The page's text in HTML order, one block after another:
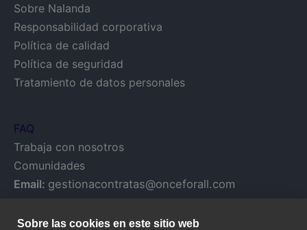
Sobre Nalanda
Responsabilidad corporativa
Política de calidad
Política de seguridad
Tratamiento de datos personales
FAQ
Trabaja con nosotros
Comunidades
Email: gestionacontratas@onceforall.com
Sobre las cookies en este sitio web